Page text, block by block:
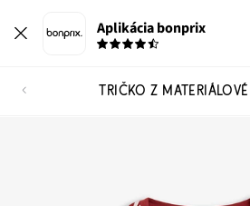
Aplikácia bonprix
TRIČKO Z